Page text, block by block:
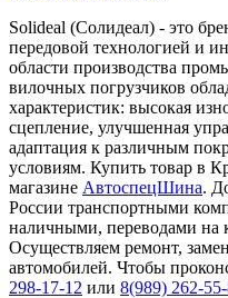
Solideal (Солидеал) - это
передовой технологией и
области производства
вилочных погрузчиков
характеристик: высокая
сцепление, улучшенная
адаптация к различным
условиям. Купить товар в
магазине АвтоспецШина.
России транспортными
наличными, переводами на
Осуществляем ремонт,
автомобилей. Чтобы
298-17-12 или 8(989) 262-